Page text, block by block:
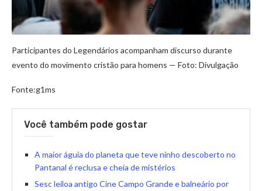
Participantes do Legendários acompanham discurso durante
evento do movimento cristão para homens — Foto: Divulgação
Fonte:g1ms
Você também pode gostar
A maior águia do planeta que teve ninho descoberto no
Pantanal é reclusa e cheia de mistérios
Sesc leiloa antigo Cine Campo Grande e balneário por